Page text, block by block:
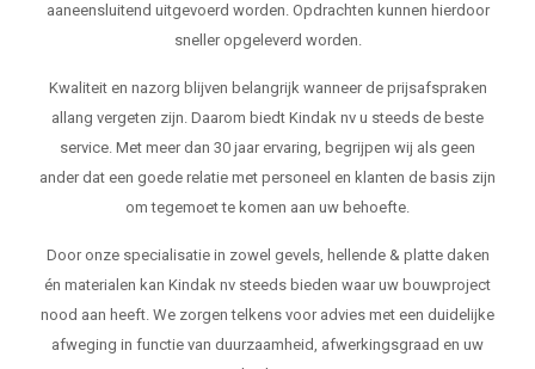
aaneensluitend uitgevoerd worden. Opdrachten kunnen hierdoor
sneller opgeleverd worden.
Kwaliteit en nazorg blijven belangrijk wanneer de prijsafspraken
allang vergeten zijn. Daarom biedt Kindak nv u steeds de beste
service. Met meer dan 30 jaar ervaring, begrijpen wij als geen
ander dat een goede relatie met personeel en klanten de basis zijn
om tegemoet te komen aan uw behoefte.
Door onze specialisatie in zowel gevels, hellende & platte daken
én materialen kan Kindak nv steeds bieden waar uw bouwproject
nood aan heeft. We zorgen telkens voor advies met een duidelijke
afweging in functie van duurzaamheid, afwerkingsgraad en uw